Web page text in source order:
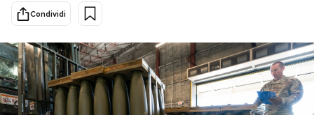
Sport
PODCAST
Condividi